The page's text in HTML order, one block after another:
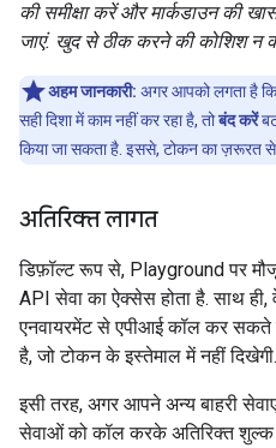
की समीक्षा करें और मार्कडाउन की
जाएं. खुद से ठीक करने की कोशिश न
अहम जानकारी: अगर आपको लगता है
सही दिशा में काम नहीं कर रहा है, तोबंद करें
किया जा सकता है. इससे, टोकन का ज़रूरत से
अतिरिक्त लागत
डिफ़ॉल्ट रूप से, Playground पर
API सेवा का ऐक्सेस होता है. साथ
एनवायरमेंट से एपीआई कॉल कर सकते
है, जो टोकन के इस्तेमाल में नहीं दिखेगी.
इसी तरह, अगर आपने अन्य बाहरी
सेवाओं को कॉल करके अतिरिक्त